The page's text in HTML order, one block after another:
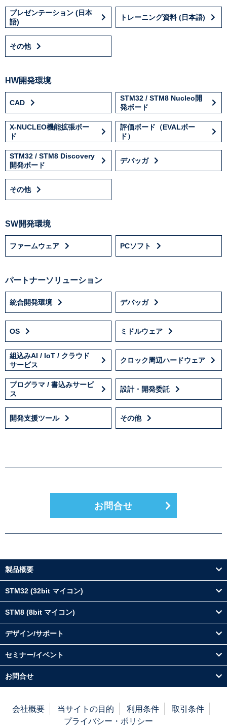
プレゼンテーション (日本
語)
トレーニング資料 (日本語)
その他
HW開発環境
CAD
STM32 / STM8 Nucleo開
発ボード
X-NUCLEO機能拡張ボー
ド
評価ボード（EVALボー
ド）
STM32 / STM8 Discovery
開発ボード
デバッガ
その他
SW開発環境
ファームウェア PCソフト
パートナーソリューション
統合開発環境 デバッガ
OS ミドルウェア
組込みAI / IoT / クラウド
サービス
クロック周辺ハードウェア
プログラマ / 書込みサービ
ス
設計・開発委託
開発支援ツール その他
お問合せ
製品概要
STM32 (32bit マイコン)
STM8 (8bit マイコン)
デザイン/サポート
セミナー/イベント
お問合せ
会社概要 当サイトの目的 利用条件
取引条件
プライバシー・ポリシー